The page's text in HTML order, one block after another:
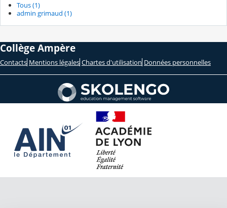
Tous (1)
admin grimaud (1)
Collège Ampère
Contacts Mentions légales Chartes d'utilisation Données personnelles